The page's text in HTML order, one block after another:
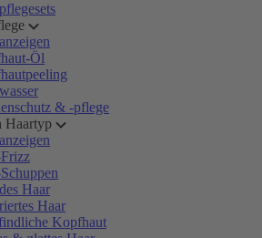
Öl
& -pflege
Haartyp
Haar
Haar
Kopfhaut